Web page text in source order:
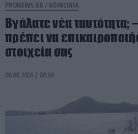
PRONEWS.GR / ΚΟΙΝΩΝΙΑ
Βγάλατε νέα ταυτότητα;
πρέπει να
στοιχεία σας
06.08.2026 | 08:44